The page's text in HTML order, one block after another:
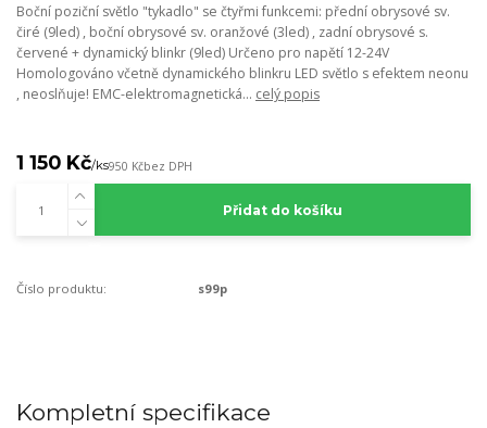
Boční poziční světlo "tykadlo" se čtyřmi funkcemi: přední obrysové sv.
čiré (9led) , boční obrysové sv. oranžové (3led) , zadní obrysové s.
červené + dynamický blinkr (9led) Určeno pro napětí 12-24V
Homologováno včetně dynamického blinkru LED světlo s efektem neonu
, neoslňuje! EMC-elektromagnetická... celý popis
1 150 Kč/ks950 Kčbez DPH
Přidat do košíku
Číslo produktu: s99p
Kompletní specifikace